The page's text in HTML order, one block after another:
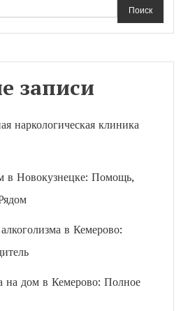
Поиск
записи
наркологическая клиника
в Новокузнецке: Помощь,
в Кемерово:
на дом в Кемерово: Полное